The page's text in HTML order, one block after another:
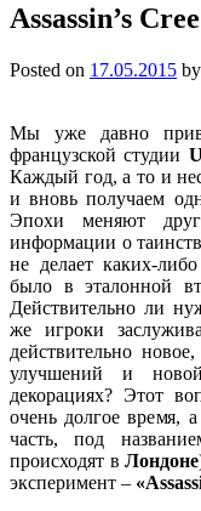
Assassin’s
Posted on 17.05.2015 by
Мы уже давно
французской студии
Каждый год, а то и
и вновь получаем
Эпохи меняют
информации о
не делает каких-
было в эталонной
Действительно ли
же игроки
действительно
улучшений и
декорациях? Этот
очень долгое время,
часть, под
происходят вЛондоне
эксперимент – «